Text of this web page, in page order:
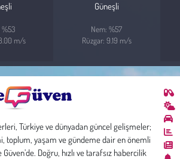
%53
m/s
Güneşli
Nem: %57
Rüzgar: 9.19 m/s
Türkiye ve dünyadan güncel gelişmeler;
toplum, yaşam ve gündeme dair en önemli
Doğru, hızlı ve tarafsız habercilik